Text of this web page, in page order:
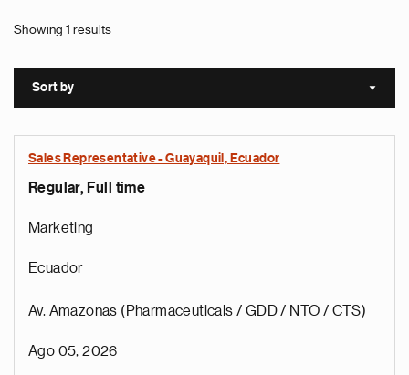
Showing 1 results
Sort by Sort
Sales Representative - Guayaquil, Ecuador
Regular, Full time
Marketing
Ecuador
Av. Amazonas (Pharmaceuticals / GDD / NTO / CTS)
Ago 05, 2026